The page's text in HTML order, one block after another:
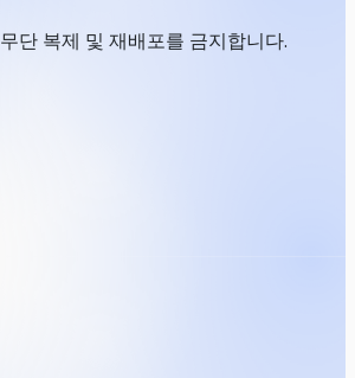
무단 복제 및 재배포를 금지합니다.